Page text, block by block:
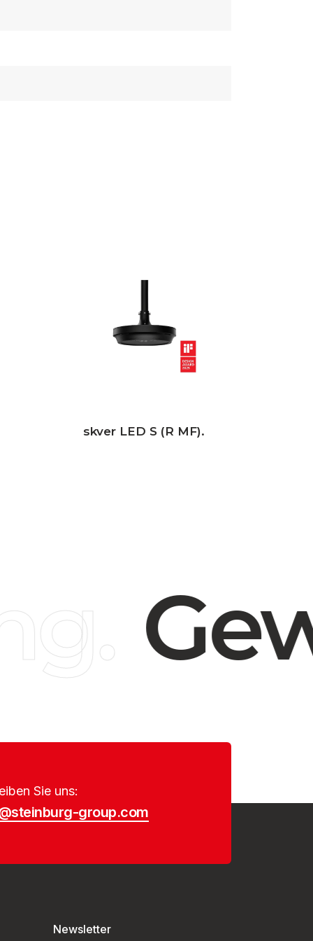
skver LED S (R MF).
Sie uns:
group.com
Newsletter